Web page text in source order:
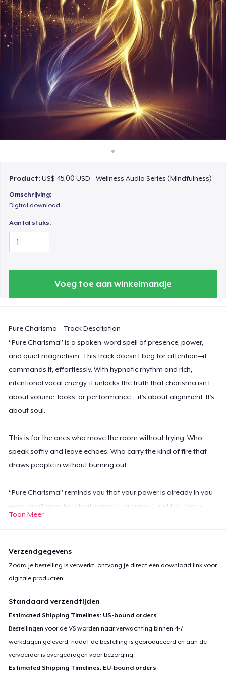
Verkoop overal
Verkoop alles
Product:US$ 45,00 USD - Wellness Audio Series (Mindfulness)
Omschrijving:
Digital download
Aantal stuks:
Voeg toe aan winkelmandje
Pure Charisma – Track Description
“Pure Charisma” is a spoken-word spell of presence, power,
and quiet magnetism. This track doesn’t beg for attention—it
commands it, effortlessly. With hypnotic rhythm and rich,
intentional vocal energy, it unlocks the truth that charisma isn’t
about volume, looks, or performance… it’s about alignment. It’s
about soul.
This is for the ones who move the room without trying. Who
speak softly and leave echoes. Who carry the kind of fire that
draws people in without burning out.
“Pure Charisma” reminds you that your power is already in you
—you don’t have to fake it, chase it, or force it. Just be. That’s
where the magic lives.
I don’t chase the shine — I am the glow,
Got that slow-burn magic head to toe.
I don’t shout, I don’t compete,
I just step — and the room finds the beat.
Toon Meer
Verzendgegevens
Zodra je bestelling is verwerkt, ontvang je direct een download link voor
digitale producten.
Standaard verzendtijden
Estimated Shipping Timelines: US-bound orders
Bestellingen voor de VS worden naar verwachting binnen 4-7
werkdagen geleverd, nadat de bestelling is geproduceerd en aan de
vervoerder is overgedragen voor bezorging.
Estimated Shipping Timelines: EU-bound orders